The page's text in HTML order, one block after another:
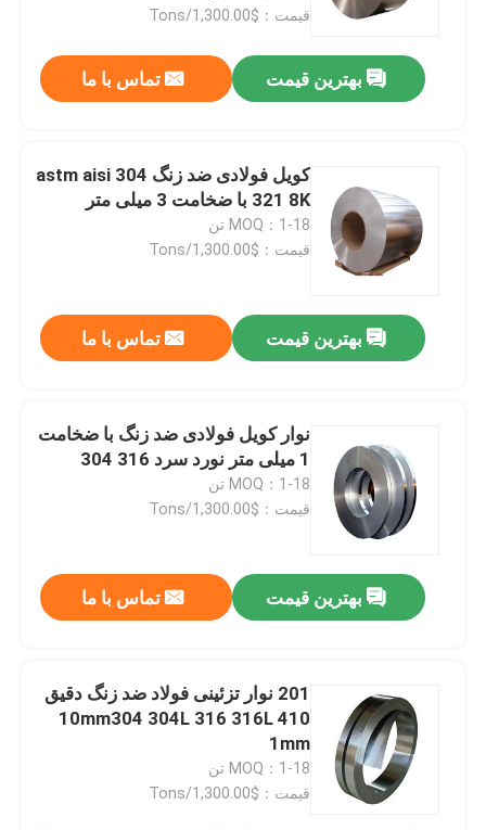
قیمت：$1,300.00/Tons
بهترین قیمت تماس با ما
کویل فولادی ضد زنگ astm aisi 304
321 8K با ضخامت 3 میلی متر
MOQ：1-18 تن
قیمت：$1,300.00/Tons
بهترین قیمت تماس با ما
نوار کویل فولادی ضد زنگ با ضخامت
1 میلی متر نورد سرد 316 304
MOQ：1-18 تن
قیمت：$1,300.00/Tons
بهترین قیمت تماس با ما
201 نوار تزئینی فولاد ضد زنگ دقیق
10mm304 304L 316 316L 410
1mm
MOQ：1-18 تن
قیمت：$1,300.00/Tons